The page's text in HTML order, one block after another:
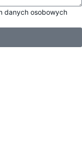
danych osobowych